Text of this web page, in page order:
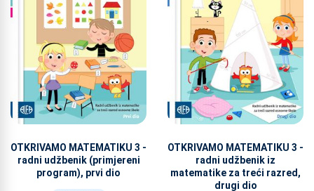
OTKRIVAMO MATEMATIKU 3 -
radni udžbenik (primjereni
program), prvi dio
OTKRIVAMO MATEMATIKU 3 -
radni udžbenik iz
matematike za treći razred,
drugi dio